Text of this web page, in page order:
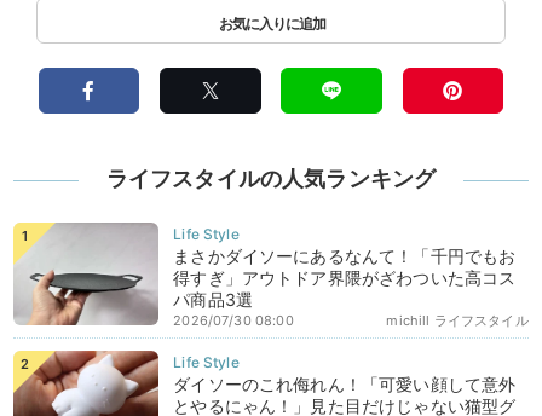
ライフスタイルの人気ランキング
まさかダイソーにあるなんて！「千円でもお
得すぎ」アウトドア界隈がざわついた高コス
パ商品3選
michill ライフスタイル
2026/07/30 08:00
ダイソーのこれ侮れん！「可愛い顔して意外
とやるにゃん！」見た目だけじゃない猫型グ